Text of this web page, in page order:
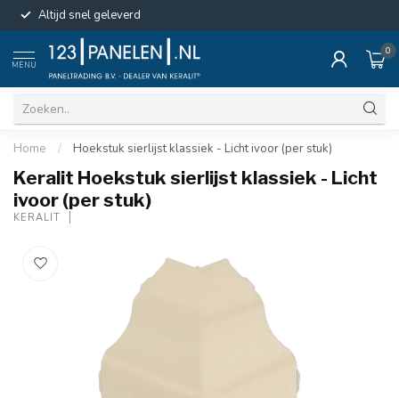
Altijd snel geleverd
MENU
0
Home / Hoekstuk sierlijst klassiek - Licht ivoor (per stuk)
Keralit Hoekstuk sierlijst klassiek - Licht
ivoor (per stuk)
KERALIT